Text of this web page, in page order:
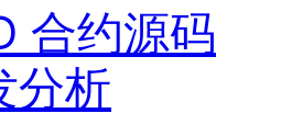
合约源码
分析